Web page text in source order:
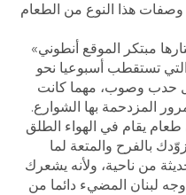
هذا النوع من الطعام
«لقمتنا بتجمعنا» هي العبارة التي اختارها مبتكر الموقع أنطوني
تستقطب أسبوعيا نحو
كل حدب وصوب، مهما كانت
المزدحمة بها الشوارع.
يقام في الهواء الطلق
بالفرح والمتعة لما
من ناحية، ولأنه يشعرك
لبنان المضيء دائما من